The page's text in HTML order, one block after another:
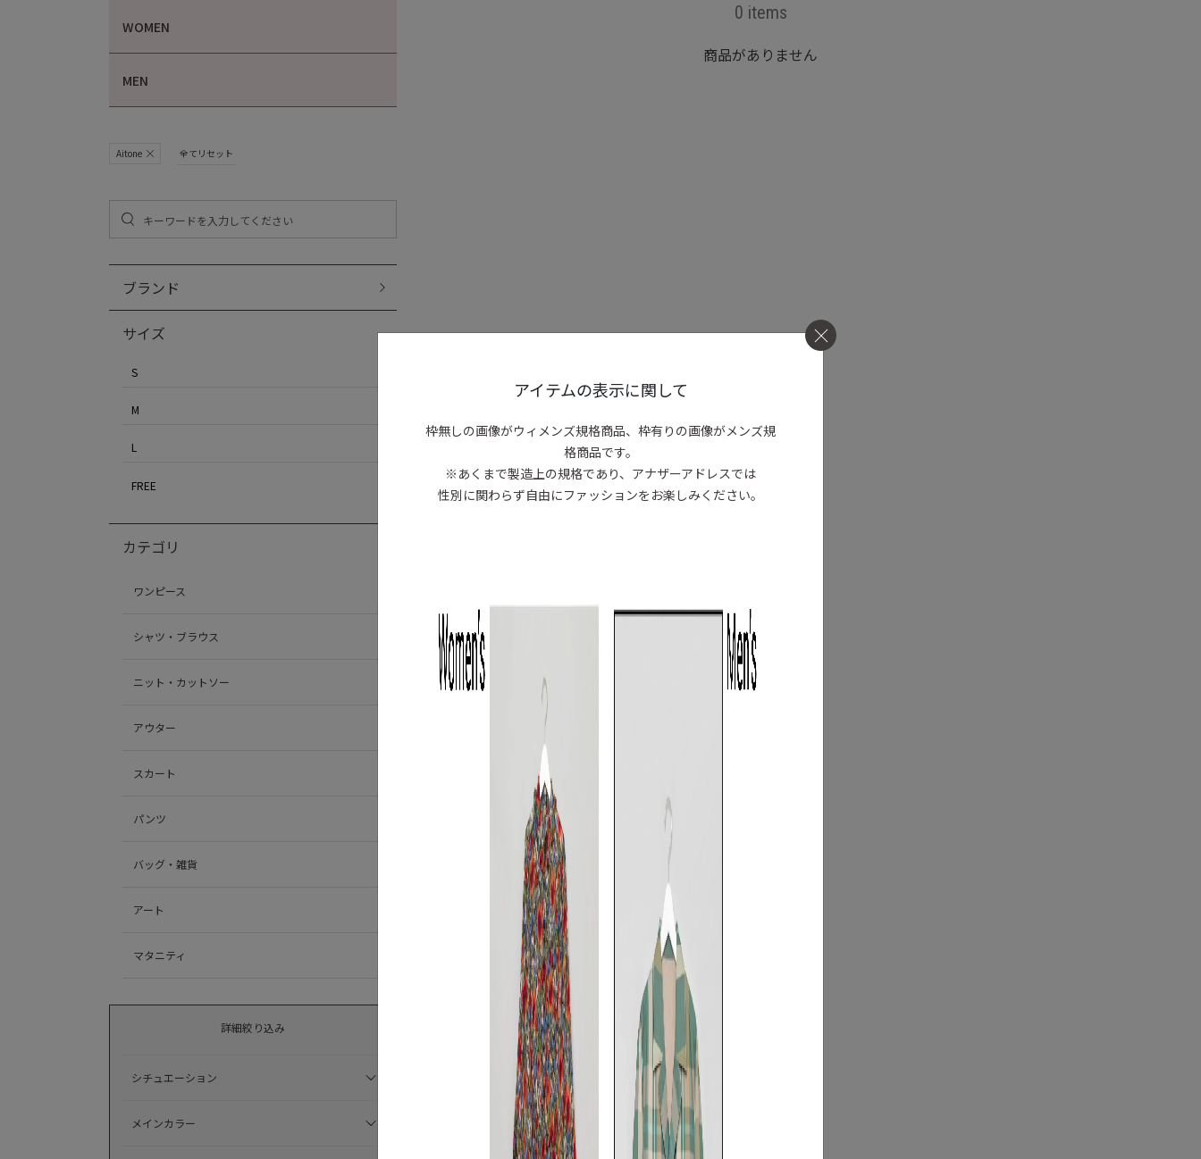
WOMEN
MEN
Aitone 全てリセット
ブランド
サイズ
S
M
L
FREE
カテゴリ
ワンピース
シャツ・ブラウス
ニット・カットソー
アウター
スカート
パンツ
バッグ・雑貨
アート
マタニティ
詳細絞り込み
シチュエーション
メインカラー
0 items
商品がありません
アイテムの表示に関して
枠無しの画像がウィメンズ規格商品、 枠有りの画像がメンズ規
格商品です。
※あくまで製造上の規格であり、アナザーアドレスでは
性別に関わらず自由にファッションをお楽しみください。